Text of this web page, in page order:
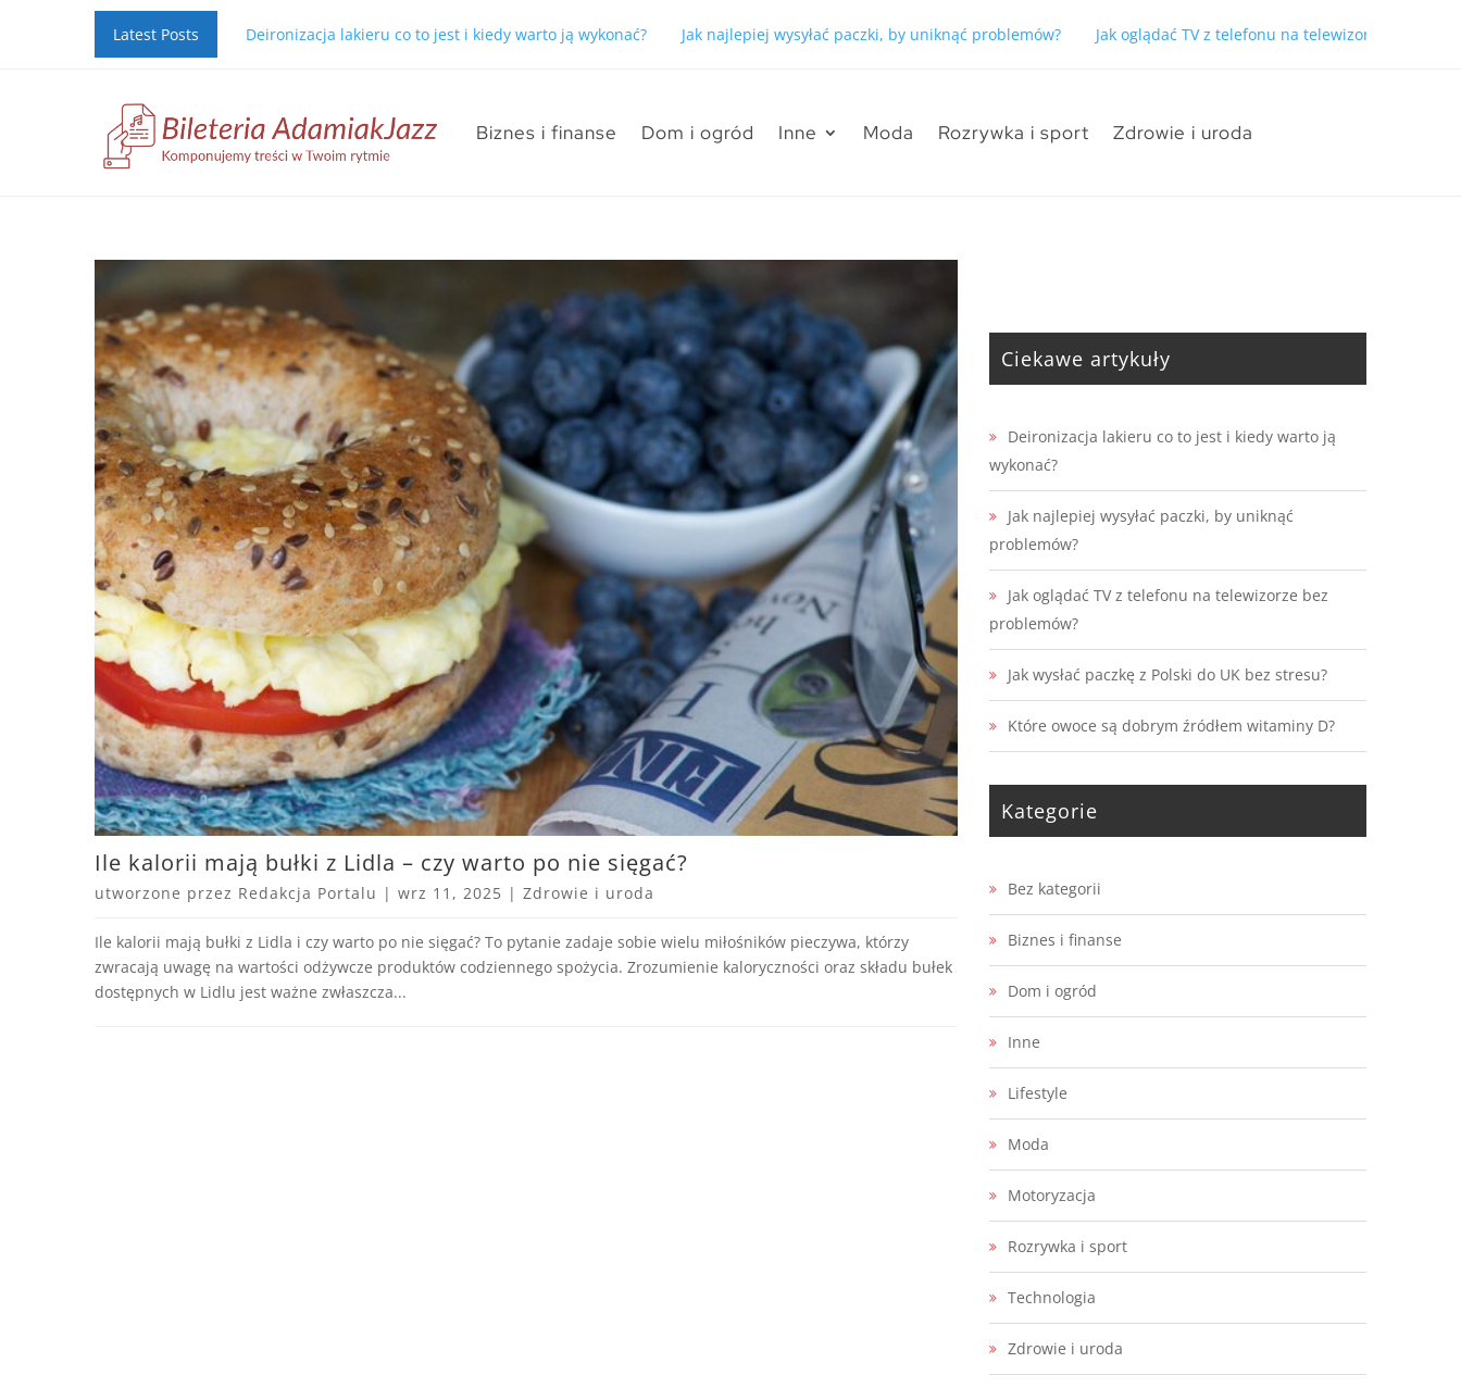
Latest Posts Deironizacja lakieru co to jest i kiedy warto ją wykonać? Jak najlepiej wysyłać paczki, by uniknąć problemów? Jak oglądać TV z telefonu na telewizorze bez
Biznes i finanse Dom i ogród Inne Moda Rozrywka i sport Zdrowie i uroda
Ile kalorii mają bułki z Lidla – czy warto po nie sięgać?
utworzone przez Redakcja Portalu | wrz 11, 2025 | Zdrowie i uroda
Ile kalorii mają bułki z Lidla i czy warto po nie sięgać? To pytanie zadaje sobie wielu miłośników pieczywa, którzy
zwracają uwagę na wartości odżywcze produktów codziennego spożycia. Zrozumienie kaloryczności oraz składu bułek
dostępnych w Lidlu jest ważne zwłaszcza...
Ciekawe artykuły
Deironizacja lakieru co to jest i kiedy warto ją
wykonać?
Jak najlepiej wysyłać paczki, by uniknąć
problemów?
Jak oglądać TV z telefonu na telewizorze bez
problemów?
Jak wysłać paczkę z Polski do UK bez stresu?
Które owoce są dobrym źródłem witaminy D?
Kategorie
Bez kategorii
Biznes i finanse
Dom i ogród
Inne
Lifestyle
Moda
Motoryzacja
Rozrywka i sport
Technologia
Zdrowie i uroda